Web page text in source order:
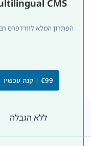
CMS
הפתרון המלא לוורדפרס
€99 | קנה עכשיו
ללא הגבלה